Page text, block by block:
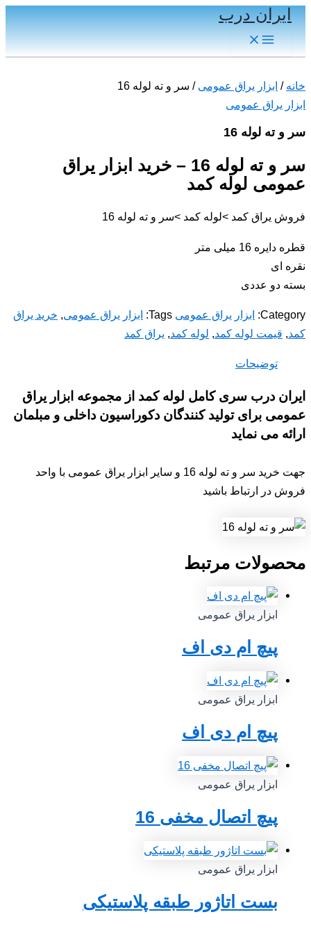
پرش
به
محتوا
ایران درب
Main
Menu
خانه / ابزار یراق عمومی / سر و ته لوله 16
ابزار یراق عمومی
سر و ته لوله 16
سر و ته لوله 16 – خرید ابزار یراق
عمومی لوله کمد
فروش یراق کمد >لوله کمد >سر و ته لوله 16
قطره دایره 16 میلی متر
نقره ای
بسته دو عددی
Category: ابزار یراق عمومی Tags: ابزار یراق عمومی, خرید یراق
کمد, قیمت لوله کمد, لوله کمد, یراق کمد
توضیحات
ایران درب سری کامل لوله کمد از مجموعه ابزار یراق
عمومی برای تولید کنندگان دکوراسیون داخلی و مبلمان
ارائه می نماید
جهت خرید سر و ته لوله 16 و سایر ابزار یراق عمومی با واحد
فروش در ارتباط باشید
محصولات مرتبط
ابزار یراق عمومی
پیچ ام دی اف
ابزار یراق عمومی
پیچ ام دی اف
ابزار یراق عمومی
پیچ اتصال مخفی 16
ابزار یراق عمومی
بست اتاژور طبقه پلاستیکی